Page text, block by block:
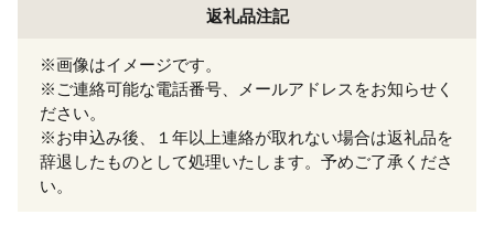
返礼品注記
※画像はイメージです。
※ご連絡可能な電話番号、メールアドレスをお知らせく
ださい。
※お申込み後、１年以上連絡が取れない場合は返礼品を
辞退したものとして処理いたします。予めご了承くださ
い。